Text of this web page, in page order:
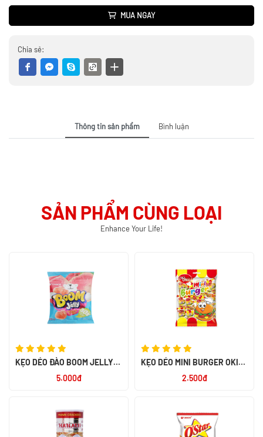
MUA NGAY
Chia sẻ:
Thông tin sản phẩm Bình luận
SẢN PHẨM CÙNG LOẠI
Enhance Your Life!
KẸO DẺO ĐÀO BOOM JELLY
5.000đ
KẸO DẺO MINI BURGER OKI
2.500đ